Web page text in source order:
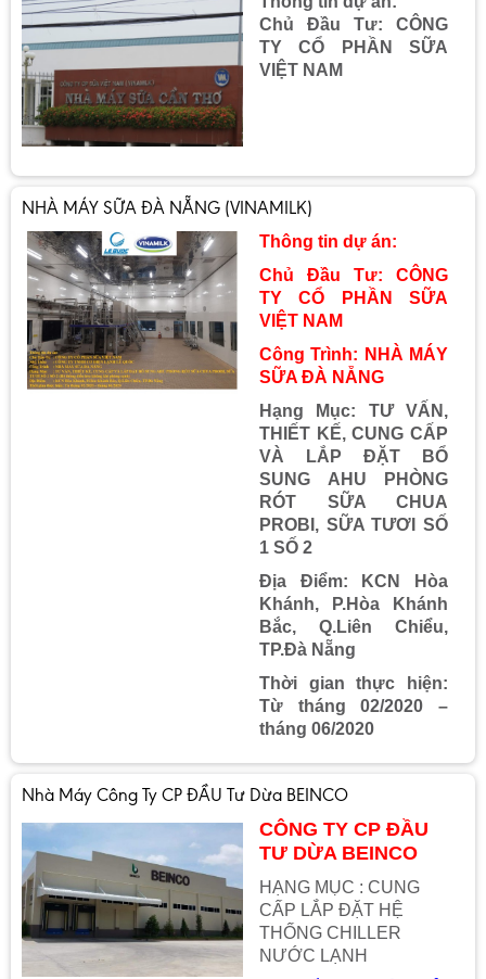
Chủ Đầu Tư: CÔNG
TY CỔ PHẦN SỮA
VIỆT NAM
NHÀ MÁY SỮA ĐÀ NẴNG (VINAMILK)
Thông tin dự án:
Chủ Đầu Tư: CÔNG
TY CỔ PHẦN SỮA
VIỆT NAM
Công Trình: NHÀ MÁY
SỮA ĐÀ NẴNG
Hạng Mục: TƯ VẤN,
THIẾT KẾ, CUNG CẤP
VÀ LẮP ĐẶT BỔ
SUNG AHU PHÒNG
RÓT SỮA CHUA
PROBI, SỮA TƯƠI SỐ
1 SỐ 2
Địa Điểm: KCN Hòa
Khánh, P.Hòa Khánh
Bắc, Q.Liên Chiểu,
TP.Đà Nẵng
Thời gian thực hiện:
Từ tháng 02/2020 –
tháng 06/2020
Nhà Máy Công Ty CP ĐẦU Tư Dừa BEINCO
CÔNG TY CP ĐẦU
TƯ DỪA BEINCO
HẠNG MỤC : CUNG
CẤP LẮP ĐẶT HỆ
THỐNG CHILLER
NƯỚC LẠNH